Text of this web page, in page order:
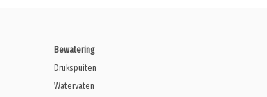
Bewatering
Drukspuiten
Watervaten